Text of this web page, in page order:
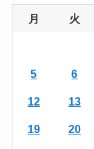
e
月 火
5 6
12 13
19 20